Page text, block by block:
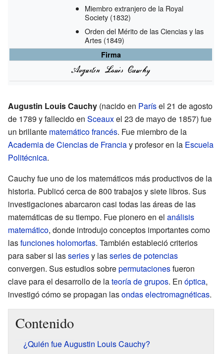
Miembro extranjero de la Royal
Society (1832)
Orden del Mérito de las Ciencias y las
Artes (1849)
Firma
Augustin Louis Cauchy (nacido en Parísel 21 de agosto
de 1789 y fallecido en Sceauxel 23 de mayo de 1857) fue
un brillante matemáticofrancés. Fue miembro de la
Academia de Ciencias de Franciay profesor en la Escuela
Politécnica.
Cauchy fue uno de los matemáticos más productivos de la
historia. Publicó cerca de 800 trabajos y siete libros. Sus
investigaciones abarcaron casi todas las áreas de las
matemáticas de su tiempo. Fue pionero en el análisis
matemático, donde introdujo conceptos importantes como
lasfunciones holomorfas. También estableció criterios
para saber si lasseriesy lasseries de potencias
convergen. Sus estudios sobrepermutacionesfueron
clave para el desarrollo de lateoría de grupos. En óptica,
investigó cómo se propagan lasondas electromagnéticas.
Contenido
¿Quién fue Augustin Louis Cauchy?